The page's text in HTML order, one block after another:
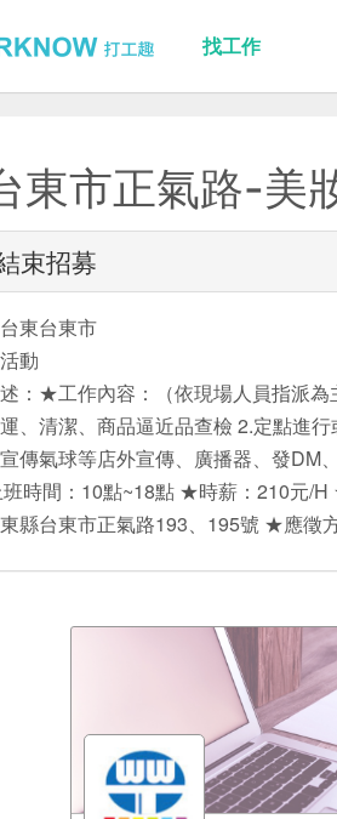
找工作
東市正氣路-美
束招募
東台東市
動
：★工作內容：（依現場人員指派為
、清潔、商品逼近品查檢 2.定點進
傳氣球等店外宣傳、廣播器、發DM
班時間：10點~18點 ★時薪：210元/
縣台東市正氣路193、195號 ★應徵